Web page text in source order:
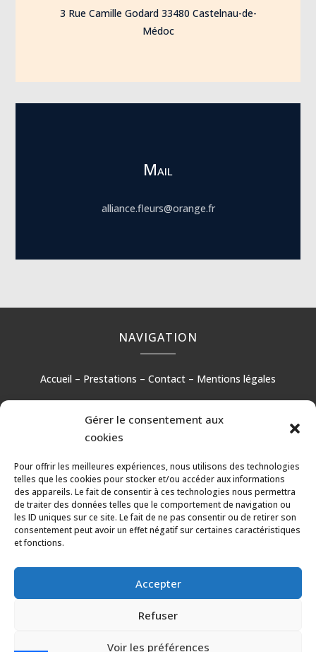
Gérer le consentement aux
cookies
Pour offrir les meilleures expériences, nous utilisons des technologies
telles que les cookies pour stocker et/ou accéder aux informations
des appareils. Le fait de consentir à ces technologies nous permettra
de traiter des données telles que le comportement de navigation ou
les ID uniques sur ce site. Le fait de ne pas consentir ou de retirer son
consentement peut avoir un effet négatif sur certaines caractéristiques
et fonctions.
Accepter
Refuser
Voir les préférences
3 Rue Camille Godard 33480 Castelnau-de-
Médoc
Mail
alliance.fleurs@orange.fr
NAVIGATION
Accueil – Prestations – Contact– Mentions légales
RÉALISATION